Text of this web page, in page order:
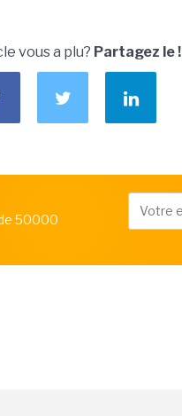
vous a plu? Partagez le !
50000